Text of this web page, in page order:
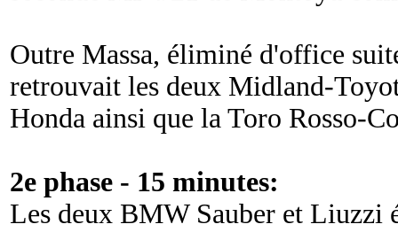
Outre Massa, éliminé d'office
retrouvait les deux Midland-
Honda ainsi que la Toro Rosso-
2e phase - 15 minutes:
Les deux BMW Sauber et Liuzzi